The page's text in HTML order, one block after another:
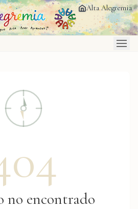
Alta Alegremia
encontrado